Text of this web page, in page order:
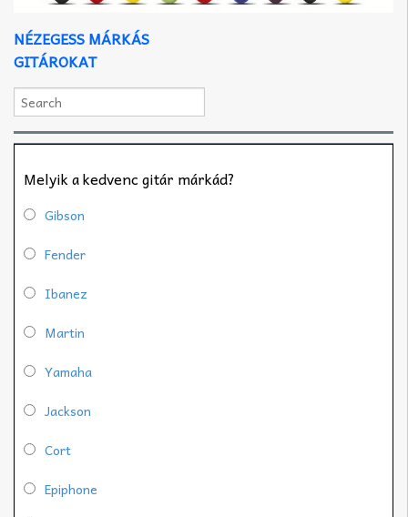
NÉZEGESS MÁRKÁS
GITÁROKAT
Melyik a kedvenc gitár márkád?
Gibson
Fender
Ibanez
Martin
Yamaha
Jackson
Cort
Epiphone